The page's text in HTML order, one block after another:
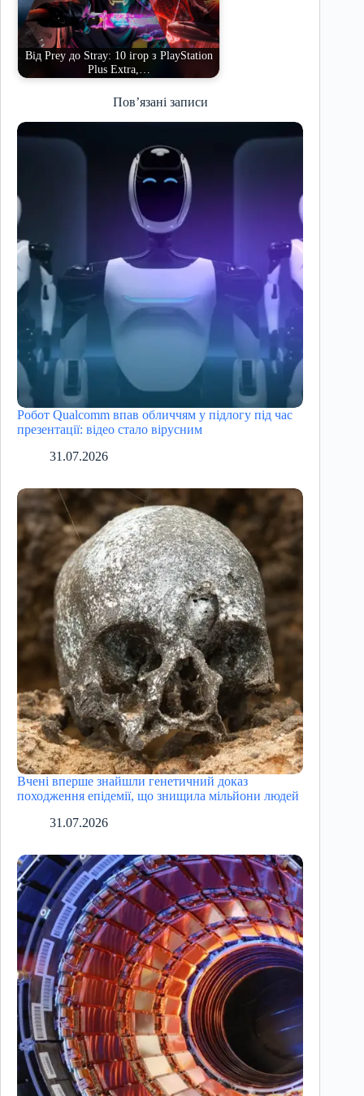
Від Prey до Stray: 10 ігор з PlayStation
Plus Extra,…
Пов’язані записи
Робот Qualcomm впав обличчям у підлогу під час
презентації: відео стало вірусним
31.07.2026
Вчені вперше знайшли генетичний доказ
походження епідемії, що знищила мільйони людей
31.07.2026